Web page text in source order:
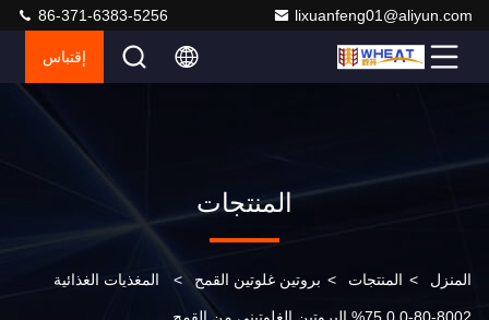
lixuanfeng01@aliyun.com
86-371-6383-5256
إقتباس
المنتجات
المنزل > المنتجات > بروتين غلوتين القمح > المغذيات الغذائية